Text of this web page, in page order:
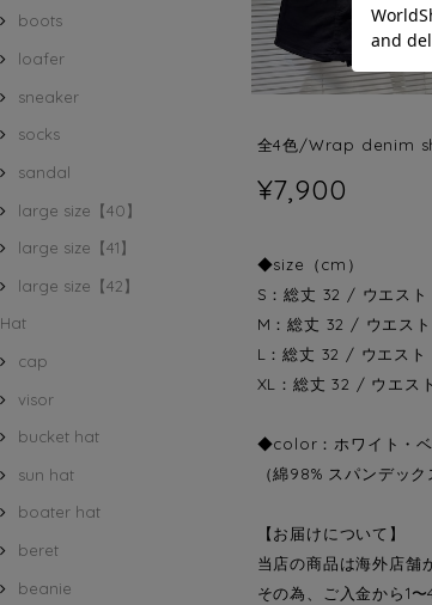
boots
loafer
sneaker
socks
sandal
large size【40】
large size【41】
large size【42】
Hat
cap
visor
bucket hat
sun hat
boater hat
beret
beanie
全4色/Wrap denim
¥7,900
◆size（cm）
S：総丈 32 / ウエス
M：総丈 32 / ウエス
L：総丈 32 / ウエス
XL：総丈 32 / ウエス
◆color：ホワイト・ベ
（綿98% スパンデック
【お届けについて】
当店の商品は海外店舗
その為、ご入金から1